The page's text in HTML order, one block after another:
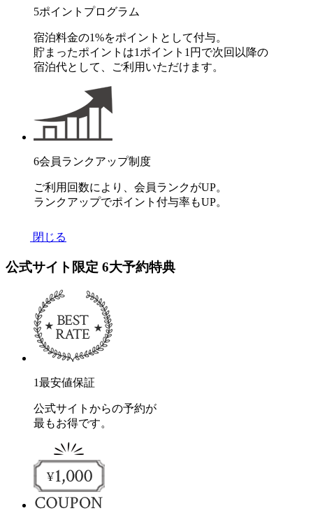
5ポイントプログラム
宿泊料金の1%をポイントとして付与。
貯まったポイントは1ポイント1円で次回以降の
宿泊代として、ご利用いただけます。
6会員ランクアップ制度
ご利用回数により、会員ランクがUP。
ランクアップでポイント付与率もUP。
閉じる
公式サイト限定 6大予約特典
1最安値保証
公式サイトからの予約が
最もお得です。